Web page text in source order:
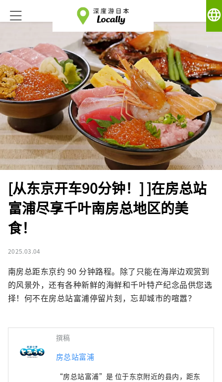
language
[从东京开车90分钟！] ]在房总站
富浦尽享千叶南房总地区的美
食！
2025.03.04
南房总距东京约 90 分钟路程。除了只能在海岸边观赏到
的风景外，还有各种新鲜的海鲜和千叶特产纪念品供您选
择！何不在房总站富浦停留片刻，忘却城市的喧嚣？
撰稿
房总站富浦
“房总站富浦”是 位于东京附近的县内，距东